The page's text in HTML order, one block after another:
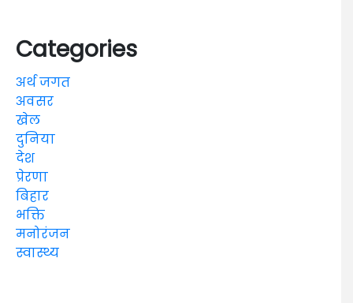
Categories
अर्थ जगत
अवसर
खेल
दुनिया
देश
प्रेरणा
बिहार
भक्ति
मनोरंजन
स्वास्थ्य